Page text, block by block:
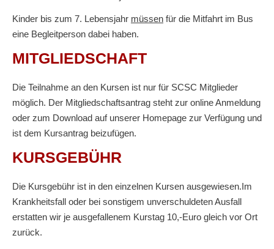
Kinder bis zum 7. Lebensjahr müssen für die Mitfahrt im Bus
eine Begleitperson dabei haben.
MITGLIEDSCHAFT
Die Teilnahme an den Kursen ist nur für SCSC Mitglieder
möglich. Der Mitgliedschaftsantrag steht zur online Anmeldung
oder zum Download auf unserer Homepage zur Verfügung und
ist dem Kursantrag beizufügen.
KURSGEBÜHR
Die Kursgebühr ist in den einzelnen Kursen ausgewiesen.Im
Krankheitsfall oder bei sonstigem unverschuldeten Ausfall
erstatten wir je ausgefallenem Kurstag 10,-Euro gleich vor Ort
zurück.